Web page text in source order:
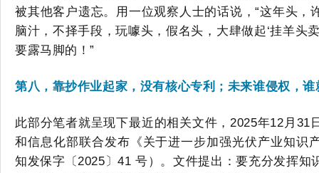
被其他客户遗忘。 用一位观察人士的话说，“这年头，
脑汁，不择手段，玩噱头，假名头，大肆做起‘挂羊头
要露马脚的！”
第八， 靠抄作业起家，没有核心专利； 未来谁侵权，谁
此部分笔者就呈现下最近的相关文件，2025年12月31
和信息化部联合发布《关于进一步加强光伏产业知识
知发保字〔2025〕41 号）。文件提出：要充分发挥知